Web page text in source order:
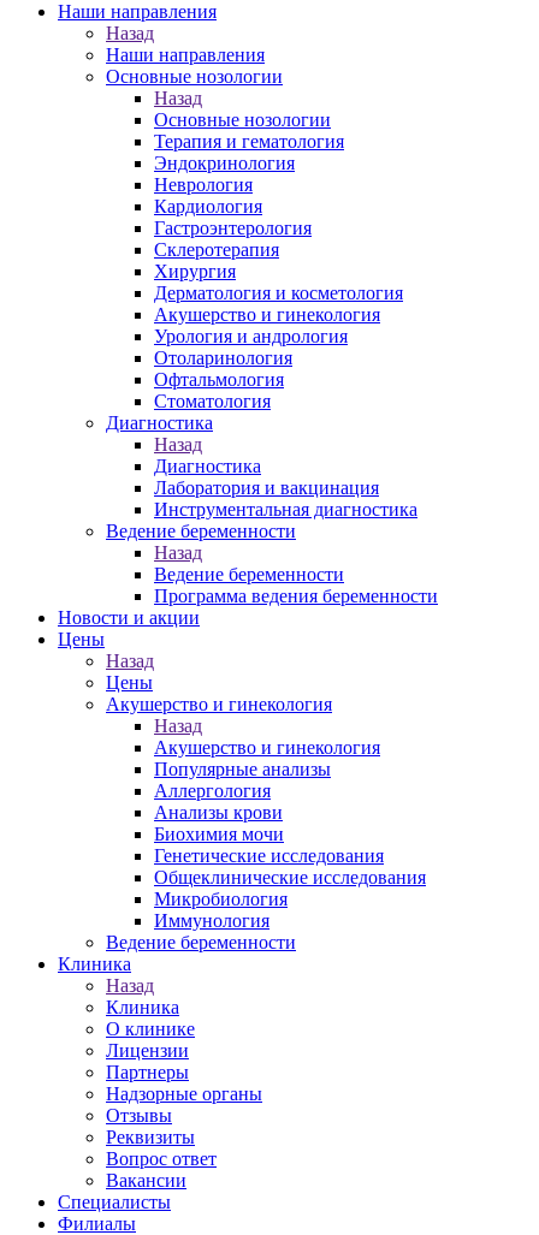
Наши направления
Назад
Наши направления
Основные нозологии
Назад
Основные нозологии
Терапия и гематология
Эндокринология
Неврология
Кардиология
Гастроэнтерология
Склеротерапия
Хирургия
Дерматология и косметология
Акушерство и гинекология
Урология и андрология
Отоларинология
Офтальмология
Стоматология
Диагностика
Назад
Диагностика
Лаборатория и вакцинация
Инструментальная диагностика
Ведение беременности
Назад
Ведение беременности
Программа ведения беременности
Новости и акции
Цены
Назад
Цены
Акушерство и гинекология
Назад
Акушерство и гинекология
Популярные анализы
Аллергология
Анализы крови
Биохимия мочи
Генетические исследования
Общеклинические исследования
Микробиология
Иммунология
Ведение беременности
Клиника
Назад
Клиника
О клинике
Лицензии
Партнеры
Надзорные органы
Отзывы
Реквизиты
Вопрос ответ
Вакансии
Специалисты
Филиалы